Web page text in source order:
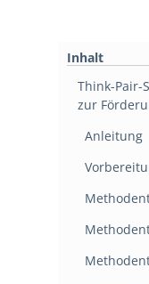
Inhalt
Think-Pair-
zur
Anleitung